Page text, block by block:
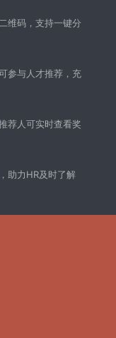
维码，支持一键分
参与人才推荐，充
荐人可实时查看奖
助力HR及时了解